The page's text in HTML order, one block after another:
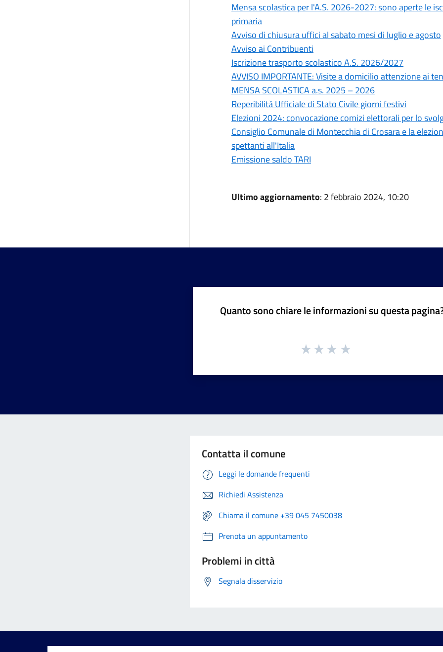
Mensa scolastica per l'A.S. 2026-2027: sono aperte le
primaria
Avviso di chiusura uffici al sabato mesi di luglio e agosto
Avviso ai Contribuenti
Iscrizione trasporto scolastico A.S. 2026/2027
AVVISO IMPORTANTE: Visite a domicilio attenzione ai
MENSA SCOLASTICA a.s. 2025 – 2026
Reperibilità Ufficiale di Stato Civile giorni festivi
Elezioni 2024: convocazione comizi elettorali per lo
Consiglio Comunale di Montecchia di Crosara e la
spettanti all'Italia
Emissione saldo TARI
Ultimo aggiornamento: 2 febbraio 2024, 10:20
Quanto sono chiare le informazioni su questa
Contatta il comune
Leggi le domande frequenti
Richiedi Assistenza
Chiama il comune +39 045 7450038
Prenota un appuntamento
Problemi in città
Segnala disservizio